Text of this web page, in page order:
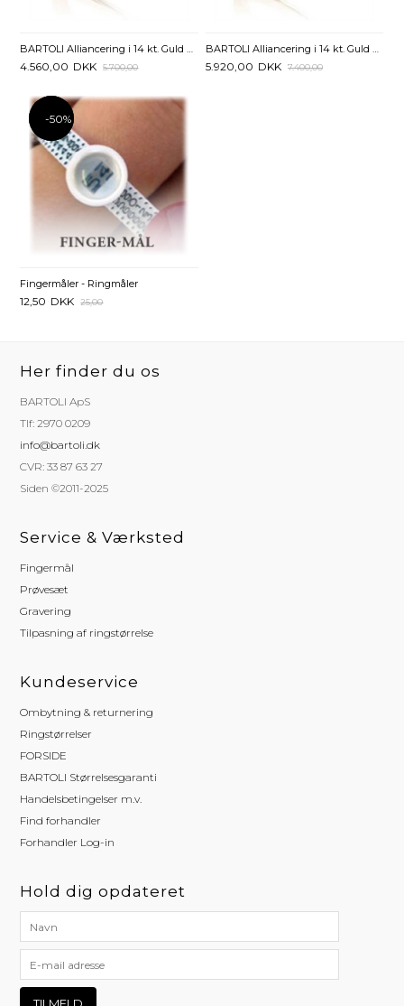
4.560,00 DKK 5.700,00 5.920,00 DKK 7.400,00
-50%
-50%
Fingermåler - Ringmåler
12,50 DKK 25,00
Her finder du os
BARTOLI ApS
Tlf: 2970 0209
info@bartoli.dk
CVR: 33 87 63 27
Siden ©2011-2025
Service & Værksted
Fingermål
Prøvesæt
Gravering
Tilpasning af ringstørrelse
Kundeservice
Ombytning & returnering
Ringstørrelser
FORSIDE
BARTOLI Størrelsesgaranti
Handelsbetingelser m.v.
Find forhandler
Forhandler Log-in
Hold dig opdateret